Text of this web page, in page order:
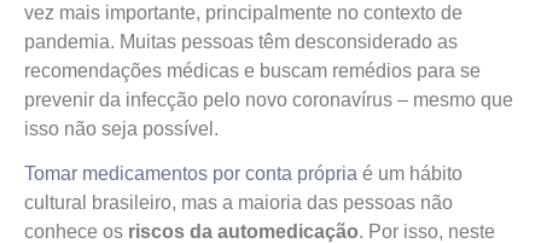
vez mais importante, principalmente no contexto de
pandemia. Muitas pessoas têm desconsiderado as
recomendações médicas e buscam remédios para se
prevenir da infecção pelo novo coronavírus – mesmo que
isso não seja possível.
Tomar medicamentos por conta própria é um hábito
cultural brasileiro, mas a maioria das pessoas não
conhece os riscos da automedicação. Por isso, neste